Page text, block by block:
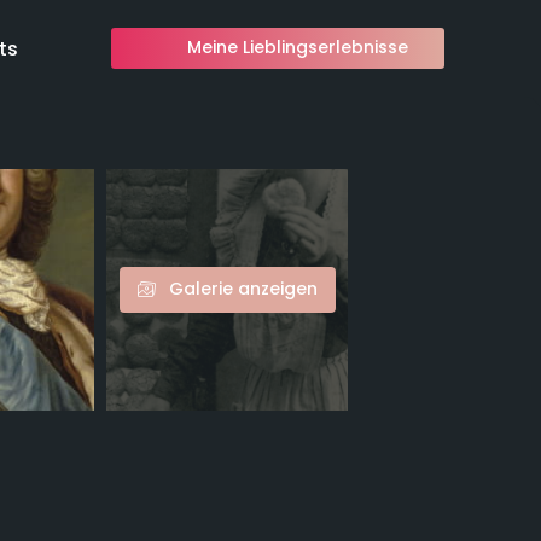
Meine Lieblingserlebnisse
Galerie anzeigen